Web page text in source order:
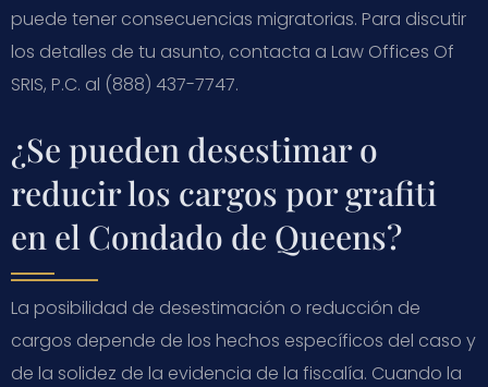
puede tener consecuencias migratorias. Para discutir
los detalles de tu asunto, contacta a Law Offices Of
SRIS, P.C. al (888) 437-7747.
¿Se pueden desestimar o
reducir los cargos por grafiti
en el Condado de Queens?
La posibilidad de desestimación o reducción de
cargos depende de los hechos específicos del caso y
de la solidez de la evidencia de la fiscalía. Cuando la